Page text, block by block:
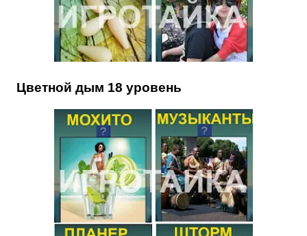
Цветной дым 18 уровень